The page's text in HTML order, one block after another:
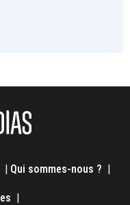
| Qui sommes-nous ? |
|